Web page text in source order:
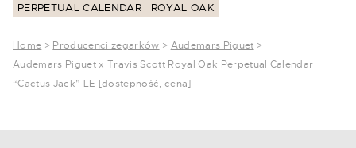
PERPETUAL CALENDAR
ROYAL OAK
Home > Producenci zegarków > Audemars Piguet >
Audemars Piguet x Travis Scott Royal Oak Perpetual Calendar
“Cactus Jack” LE [dostepność, cena]